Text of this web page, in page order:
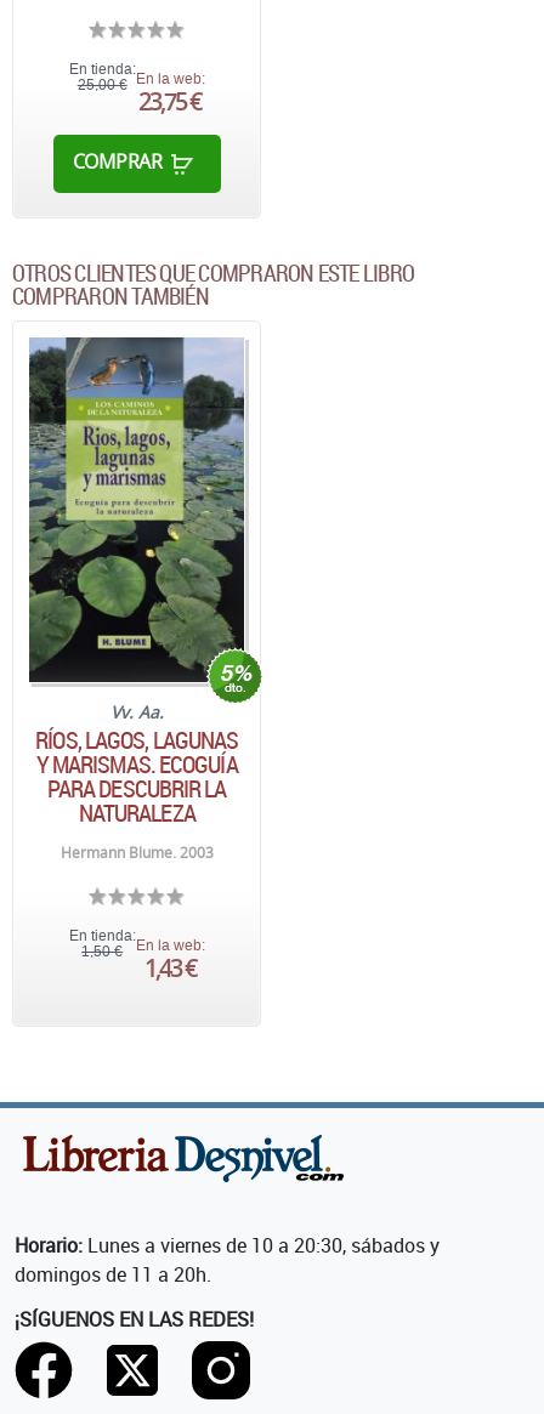
En tienda:
25,00 € En la web:
23,75 €
COMPRAR
OTROS CLIENTES QUE COMPRARON ESTE LIBRO
COMPRARON TAMBIÉN
Vv. Aa.
RÍOS, LAGOS, LAGUNAS
Y MARISMAS. ECOGUÍA
PARA DESCUBRIR LA
NATURALEZA
Hermann Blume. 2003
En tienda:
1,50 €
En la web:
1,43 €
Horario: Lunes a viernes de 10 a 20:30, sábados y
domingos de 11 a 20h.
¡SÍGUENOS EN LAS REDES!